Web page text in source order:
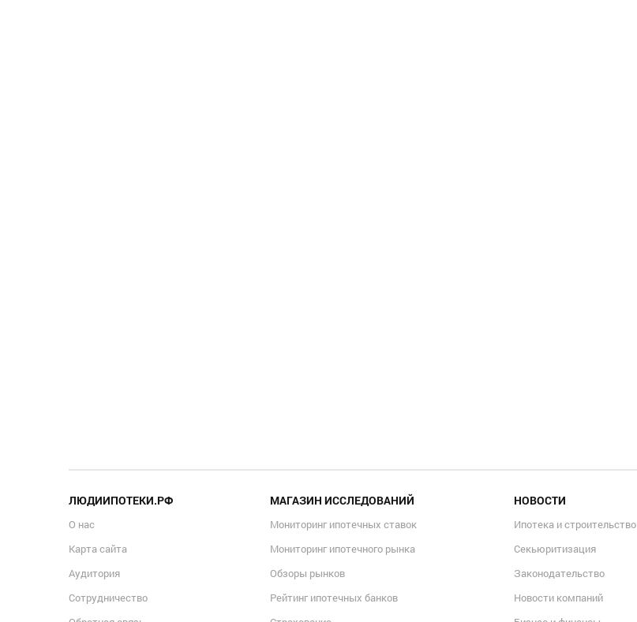
ЛЮДИИПОТЕКИ.РФ
О нас
Карта сайта
Аудитория
Сотрудничество
МАГАЗИН ИССЛЕДОВАНИЙ
Мониторинг ипотечных ставок
Мониторинг ипотечного рынка
Обзоры рынков
Рейтинг ипотечных банков
НОВОСТИ
Ипотека и строительство
Секьюритизация
Законодательство
Новости компаний